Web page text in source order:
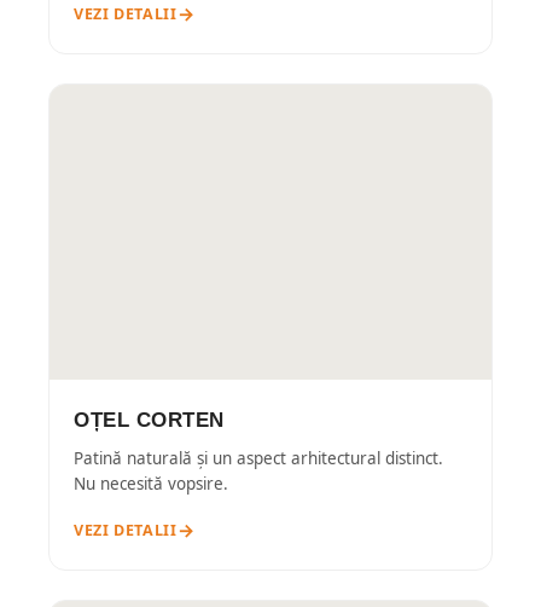
VEZI DETALII
OȚEL CORTEN
Patină naturală și un aspect arhitectural distinct.
Nu necesită vopsire.
VEZI DETALII